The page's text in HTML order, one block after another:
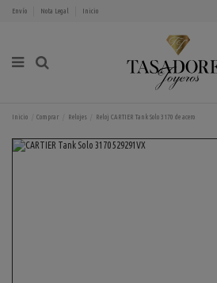
Envío Nota Legal Inicio
Inicio Comprar Relojes Reloj CARTIER Tank Solo 3170 de acero